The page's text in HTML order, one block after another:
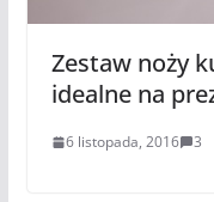
Zestaw noży
idealne na
6 listopada, 2016 3